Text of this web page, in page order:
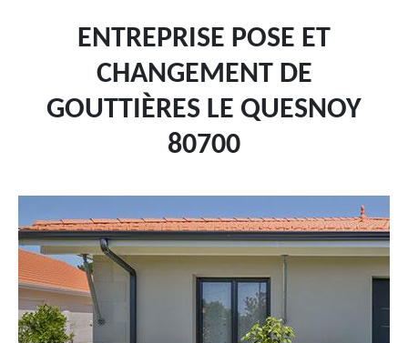
ENTREPRISE POSE ET
CHANGEMENT DE
GOUTTIÈRES LE QUESNOY
80700